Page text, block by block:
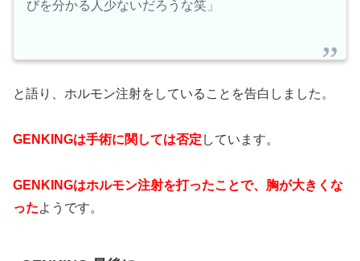
びを分かる人少ないだろうな笑」
と語り、ホルモン注射をしていることを告白しました。
GENKINGは手術に関しては否定 しています。
GENKINGはホルモン注射を打ったことで、胸が大きくな
ったようです。